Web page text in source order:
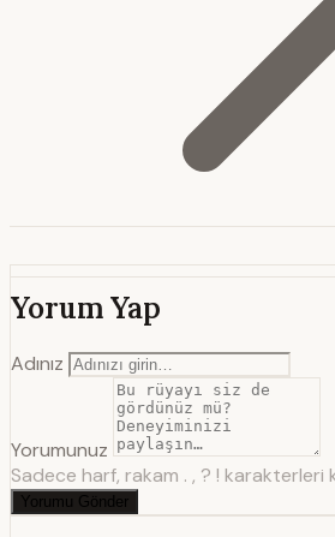
Yorum Yap
Adınız
Yorumunuz
Sadece harf, rakam . , ? ! karakterleri
Yorumu Gönder